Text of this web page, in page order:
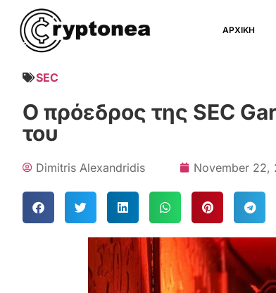
ΑΡΧΙΚΗ
SEC
Ο πρόεδρος της SEC
του
Dimitris Alexandridis November 22,